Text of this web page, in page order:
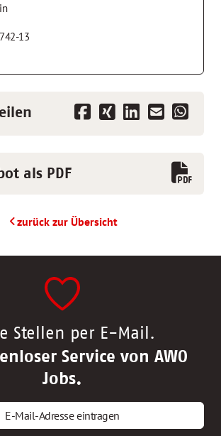
13
als PDF
zurück zur Übersicht
Stellen per E-Mail.
Service von AWO
Jobs.
E-Mail-Adresse eintragen